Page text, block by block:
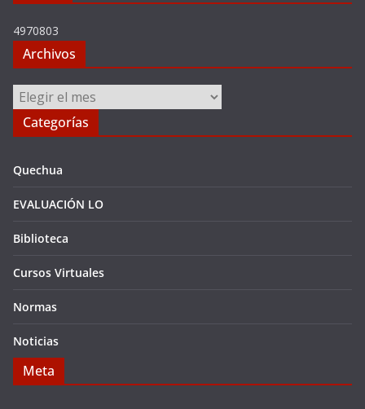
4970803
Archivos
Archivos
Categorías
Quechua
EVALUACIÓN LO
Biblioteca
Cursos Virtuales
Normas
Noticias
Meta